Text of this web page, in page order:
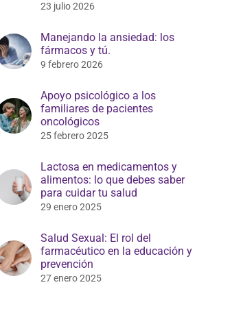
23 julio 2026
Manejando la ansiedad: los
fármacos y tú.
9 febrero 2026
Apoyo psicológico a los
familiares de pacientes
oncológicos
25 febrero 2025
Lactosa en medicamentos y
alimentos: lo que debes saber
para cuidar tu salud
29 enero 2025
Salud Sexual: El rol del
farmacéutico en la educación y
prevención
27 enero 2025